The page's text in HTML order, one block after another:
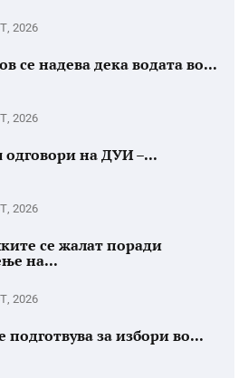
2026
се надева дека водата во...
2026
одговори на ДУИ –...
2026
се жалат поради
на...
2026
подготвува за избори во...